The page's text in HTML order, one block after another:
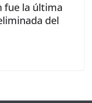
fue la última
del